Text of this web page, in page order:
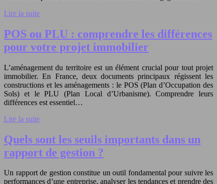
Lire la suite
POS ou PLU : comprendre les différences
pour votre projet immobilier
L’aménagement du territoire est un élément crucial pour tout projet
immobilier. En France, deux documents principaux régissent les
constructions et les aménagements : le POS (Plan d’Occupation des
Sols) et le PLU (Plan Local d’Urbanisme). Comprendre leurs
différences est essentiel…
Lire la suite
Quels sont les seuils importants dans un
rapport de gestion ?
Un rapport de gestion constitue un outil fondamental pour suivre les
performances d’une entreprise, analyser les tendances et prendre des